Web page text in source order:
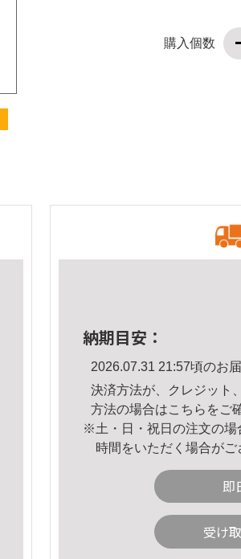
購入個数
納期目安：
2026.07.31 21:57頃のお
決済方法が、クレジット
方法の場合はこちら をご
※土・日・祝日の注文の場
時間をいただく場合がご
即
受け